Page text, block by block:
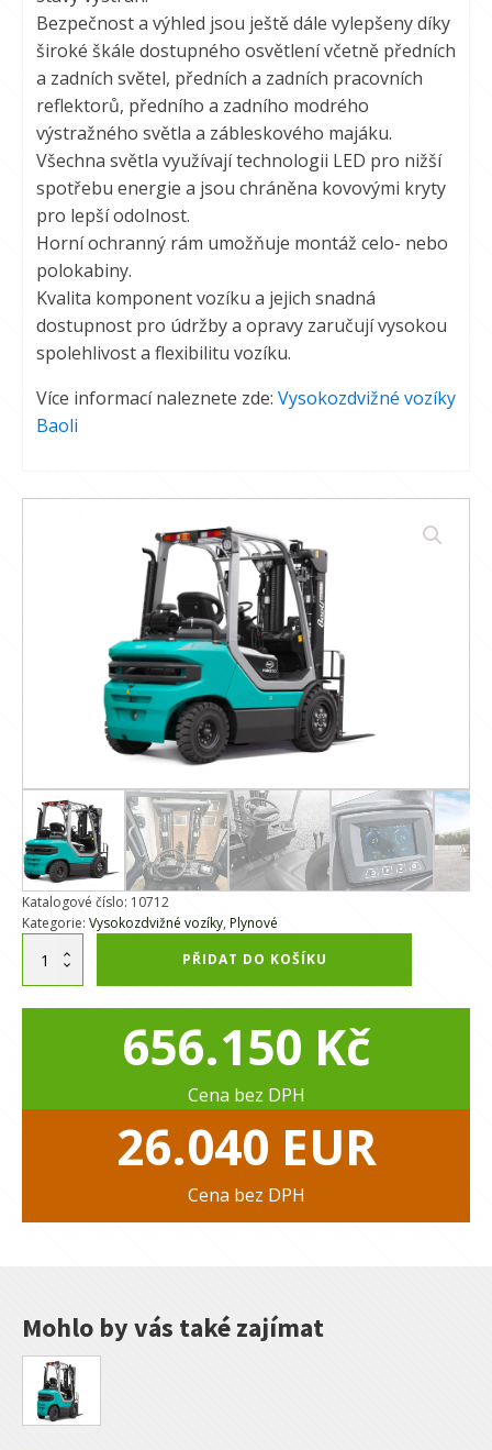
Bezpečnost a výhled jsou ještě dále vylepšeny díky
široké škále dostupného osvětlení včetně předních
a zadních světel, předních a zadních pracovních
reflektorů, předního a zadního modrého
výstražného světla a zábleskového majáku.
Všechna světla využívají technologii LED pro nižší
spotřebu energie a jsou chráněna kovovými kryty
pro lepší odolnost.
Horní ochranný rám umožňuje montáž celo- nebo
polokabiny.
Kvalita komponent vozíku a jejich snadná
dostupnost pro údržby a opravy zaručují vysokou
spolehlivost a flexibilitu vozíku.
Více informací naleznete zde: Vysokozdvižné vozíky
Baoli
Katalogové číslo: 10712
Kategorie: Vysokozdvižné vozíky, Plynové
Baoli
PŘIDAT DO KOŠÍKU
Alternative:
656.150 Kč
Cena bez DPH
26.040 EUR
Cena bez DPH
Mohlo by vás také zajímat